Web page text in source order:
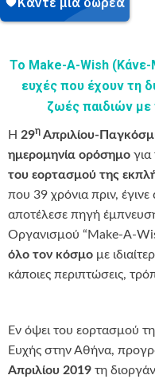
Το Make-A-Wish
ευχές που έχουν τη
ζωές παιδιών με
Η 29η Απριλίου-
ημερομηνία ορόσημο
του εορτασμού της
που 39 χρόνια πριν,
αποτέλεσε πηγή
Οργανισμού “Make-A-
όλο τον κόσμο με
κάποιες περιπτώσεις,
Εν όψει του εορτασμού
Ευχής στην Αθήνα,
Απριλίου 2019 τη